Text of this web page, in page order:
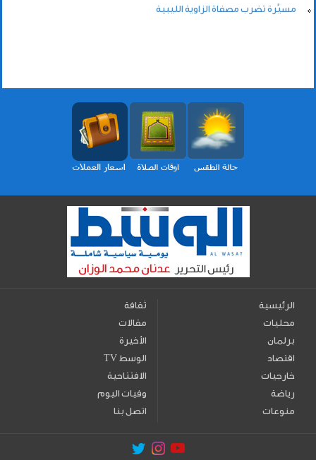
مسيَّرة تضرب مصفاة الزاوية الليبية
الرئيسية
محليات
برلمان
اقتصاد
خارجيات
رياضة
منوعات
ثقافة
مقالات
الأخيرة
TV الوسط
الافتتاحية
وفيات اليوم
اتصل بنا